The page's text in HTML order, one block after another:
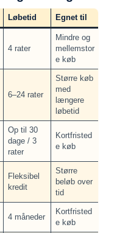
Løbetid Egnet til
4 rater
Mindre og
mellemstor
e køb
6–24 rater
Større køb
med
længere
løbetid
Op til 30
dage / 3
rater
Kortfristed
e køb
Fleksibel
kredit
Større
beløb over
tid
4 måneder
Kortfristed
e køb